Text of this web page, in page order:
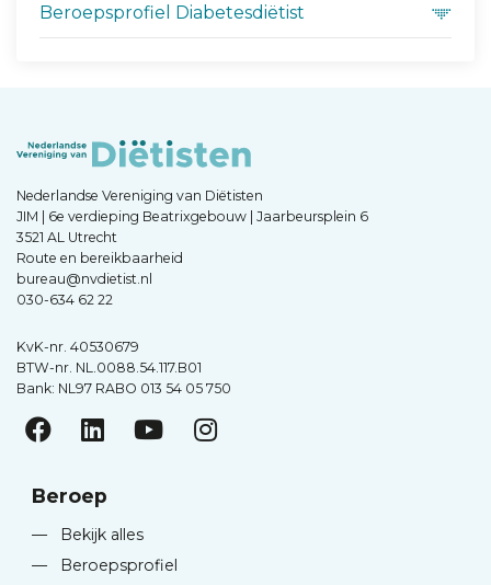
Beroepsprofiel Diabetesdiëtist
Nederlandse Vereniging van Diëtisten
JIM | 6e verdieping Beatrixgebouw | Jaarbeursplein 6
3521 AL Utrecht
Route en bereikbaarheid
bureau@nvdietist.nl
030-634 62 22
KvK-nr. 40530679
BTW-nr. NL.0088.54.117.B01
Bank: NL97 RABO 013 54 05 750
Beroep
—
Bekijk alles
—
Beroepsprofiel